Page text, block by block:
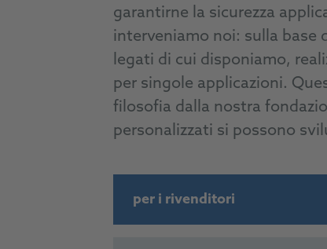
garantirne la sicurezza
interveniamo noi: sulla base
legati di cui disponiamo,
per singole applicazioni.
filosofia dalla nostra
personalizzati si possono
per i rivenditori